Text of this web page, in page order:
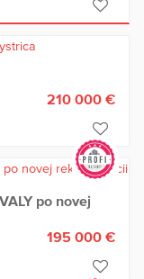
210 000 €
po novej
195 000 €